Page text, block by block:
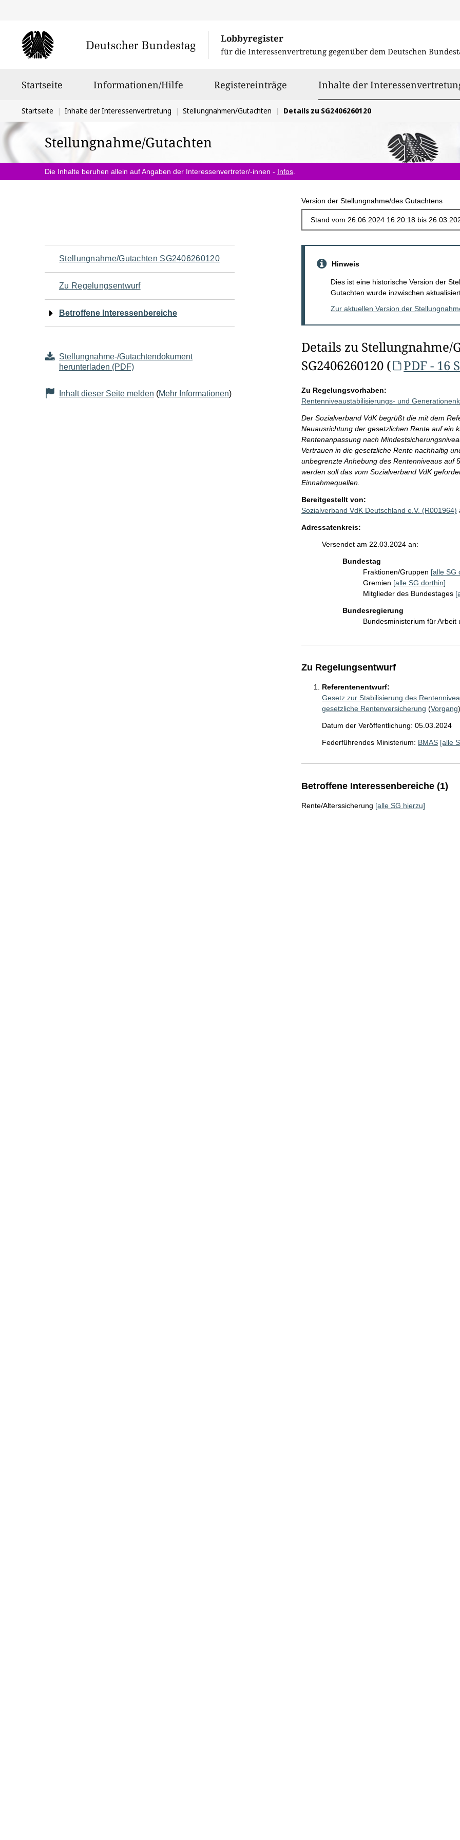
Lobbyregister
für die Interessenvertretung gegenüber dem Deutschen
Startseite Informationen/Hilfe Registereinträge Inhalte der
Sie
befinden
sich
hier:
Startseite Inhalte der Interessenvertretung Stellungnahmen/Gutachten Details zu SG2406260120
Stellungnahme/Gutachten
Die Inhalte beruhen allein auf Angaben der Interessenvertreter/-innen - Infos
Version der Stellungnahme/des Gutachtens
Navigation
für
den
Seiteninhalt
Stellungnahme/Gutachten SG2406260120
Zu Regelungsentwurf
Betroffene Interessenbereiche
Stellungnahme-/Gutachtendokument
herunterladen (PDF)
Inhalt dieser Seite melden (Mehr Informationen)
Hinweis
Dies ist eine historische Version der
Gutachten wurde inzwischen
Zur aktuellen Version der
Details zu Stellungnahme/
SG2406260120 (
PDF - 16
Zu Regelungsvorhaben:
Rentenniveaustabilisierungs- und
Der Sozialverband VdK begrüßt die mit dem
Neuausrichtung der gesetzlichen Rente auf ein
Rentenanpassung nach
Vertrauen in die gesetzliche Rente nachhaltig
unbegrenzte Anhebung des Rentenniveaus auf
werden soll das vom Sozialverband VdK
Einnahmequellen.
Bereitgestellt von:
Sozialverband VdK Deutschland e.V. (R001964)
Adressatenkreis:
Versendet am 22.03.2024 an:
Bundestag
Fraktionen/Gruppen [alle SG
Gremien [alle SG dorthin]
Mitglieder des Bundestages
Bundesregierung
Bundesministerium für
Zu Regelungsentwurf
Referentenentwurf:
Gesetz zur Stabilisierung des
gesetzliche Rentenversicherung (Vorgang
Datum der Veröffentlichung: 05.03.2024
Federführendes Ministerium: BMAS [alle
Betroffene Interessenbereiche (1)
Rente/Alterssicherung [alle SG hierzu]